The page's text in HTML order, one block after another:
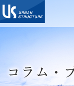
コラム・